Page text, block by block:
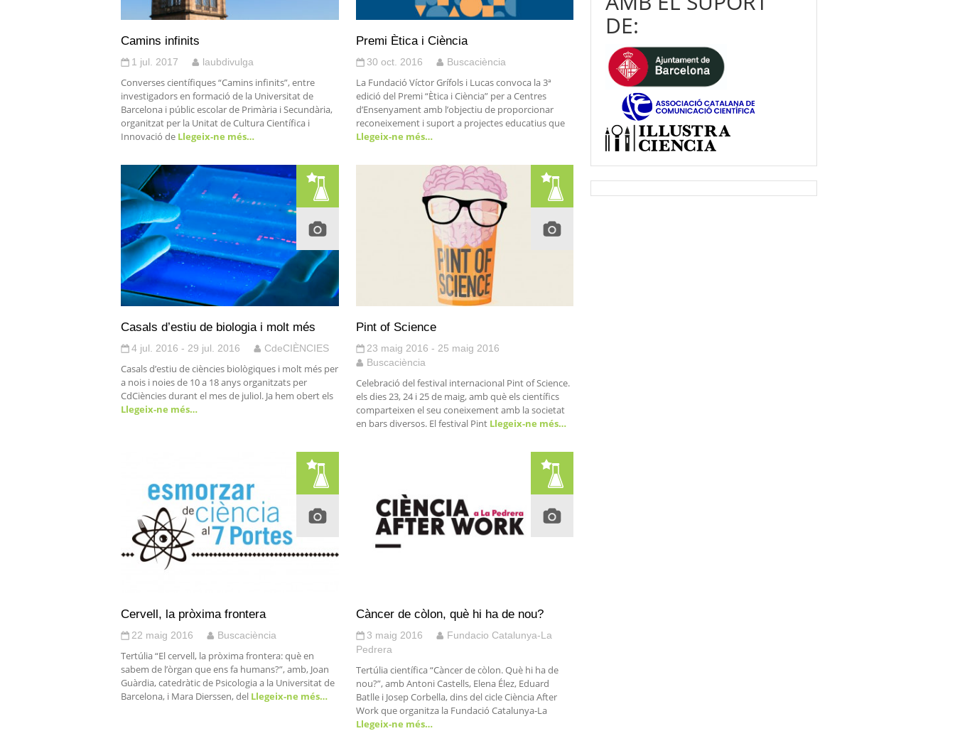
Camins infinits
1 jul. 2017 laubdivulga
Converses científiques “Camins infinits”, entre
investigadors en formació de la Universitat de
Barcelona i públic escolar de Primària i Secundària,
organitzat per la Unitat de Cultura Científica i
Innovació de Llegeix-ne més…
Premi Ètica i Ciència
30 oct. 2016 Buscaciència
La Fundació Víctor Grífols i Lucas convoca la 3ª
edició del Premi “Ètica i Ciència” per a Centres
d’Ensenyament amb l’objectiu de proporcionar
reconeixement i suport a projectes educatius que
Llegeix-ne més…
Casals d’estiu de biologia i molt més
4 jul. 2016 - 29 jul. 2016 CdeCIÈNCIES
Casals d’estiu de ciències biològiques i molt més per
a nois i noies de 10 a 18 anys organitzats per
CdCiències durant el mes de juliol. Ja hem obert els
Llegeix-ne més…
Pint of Science
23 maig 2016 - 25 maig 2016
Buscaciència
Celebració del festival internacional Pint of Science.
els dies 23, 24 i 25 de maig, amb què els científics
comparteixen el seu coneixement amb la societat
en bars diversos. El festival PintLlegeix-ne més…
Cervell, la pròxima frontera
22 maig 2016 Buscaciència
Tertúlia “El cervell, la pròxima frontera: què en
sabem de l’òrgan que ens fa humans?”, amb, Joan
Guàrdia, catedràtic de Psicologia a la Universitat de
Barcelona, i Mara Dierssen, del Llegeix-ne més…
Càncer de còlon, què hi ha de nou?
3 maig 2016
Fundacio Catalunya-La
Pedrera
Tertúlia científica “Càncer de còlon. Què hi ha de
nou?”, amb Antoni Castells, Elena Élez, Eduard
Batlle i Josep Corbella, dins del cicle Ciència After
Work que organitza la Fundació Catalunya-La
Llegeix-ne més…
DE: